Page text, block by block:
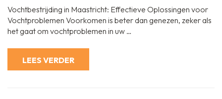
Vochtbestrijding
in
Maastricht:
Bescherm
Vochtbestrijding in Maastricht: Effectieve Oplossingen voor
Vochtproblemen Voorkomen is beter dan genezen, zeker als
het gaat om vochtproblemen in uw …
LEES VERDER